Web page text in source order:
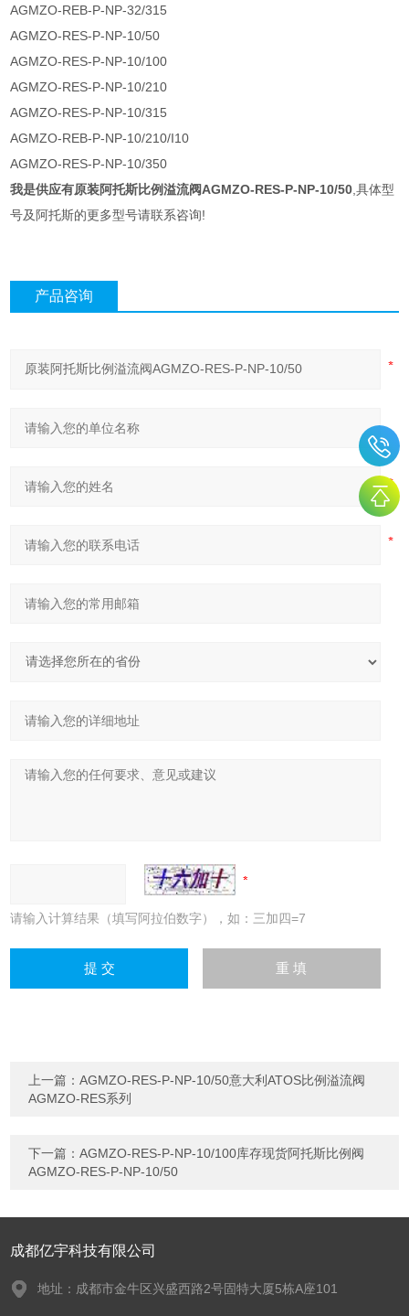
AGMZO-REB-P-NP-32/315
AGMZO-RES-P-NP-10/50
AGMZO-RES-P-NP-10/100
AGMZO-RES-P-NP-10/210
AGMZO-RES-P-NP-10/315
AGMZO-REB-P-NP-10/210/I10
AGMZO-RES-P-NP-10/350
我是供应有原装阿托斯比例溢流阀AGMZO-RES-P-NP-10/50 ,具体型
号及阿托斯的更多型号请联系咨询!
产品咨询
请输入计算结果（填写阿拉伯数字），如：三加四=7
上一篇：AGMZO-RES-P-NP-10/50意大利ATOS比例溢流阀
AGMZO-RES系列
下一篇：AGMZO-RES-P-NP-10/100库存现货阿托斯比例阀
AGMZO-RES-P-NP-10/50
成都亿宇科技有限公司
地址：成都市金牛区兴盛西路2号固特大厦5栋A座101